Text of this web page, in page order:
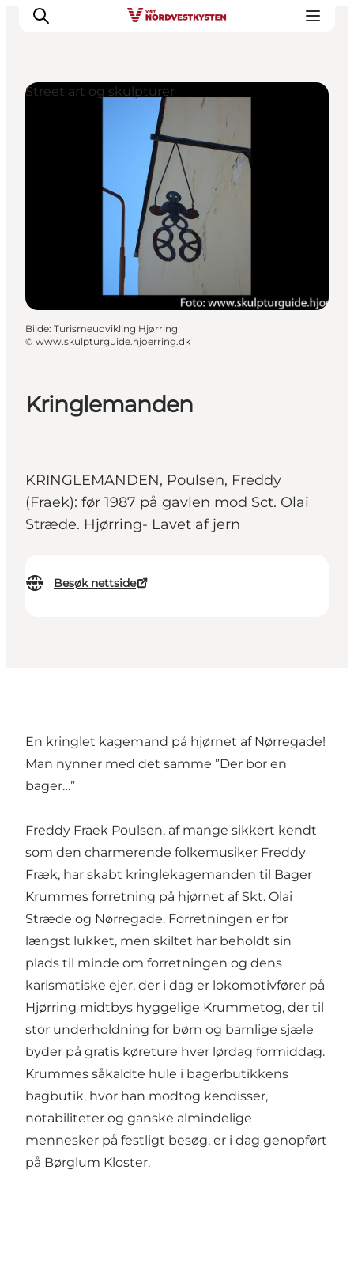
Overnatting
Planlegg ferien
Kringlemanden
KRINGLEMANDEN, Poulsen, Freddy
(Fraek): før 1987 på gavlen mod Sct. Olai
Stræde. Hjørring- Lavet af jern
Besøk nettside
Street art og skulpturer
Bilde: Turismeudvikling Hjørring
© www.skulpturguide.hjoerring.dk
En kringlet kagemand på hjørnet af Nørregade!
Man nynner med det samme ”Der bor en
bager…”
Freddy Fraek Poulsen, af mange sikkert kendt
som den charmerende folkemusiker Freddy
Fræk, har skabt kringlekagemanden til Bager
Krummes forretning på hjørnet af Skt. Olai
Stræde og Nørregade. Forretningen er for
længst lukket, men skiltet har beholdt sin
plads til minde om forretningen og dens
karismatiske ejer, der i dag er lokomotivfører på
Hjørring midtbys hyggelige Krummetog, der til
stor underholdning for børn og barnlige sjæle
byder på gratis køreture hver lørdag formiddag.
Krummes såkaldte hule i bagerbutikkens
bagbutik, hvor han modtog kendisser,
notabiliteter og ganske almindelige
mennesker på festligt besøg, er i dag genopført
på Børglum Kloster.